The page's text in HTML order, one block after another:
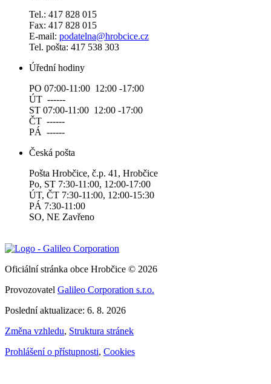
Tel.: 417 828 015
Fax: 417 828 015
E-mail: podatelna@hrobcice.cz
Tel. pošta: 417 538 303
Úřední hodiny
PO 07:00-11:00 12:00 -17:00
ÚT ------
ST 07:00-11:00 12:00 -17:00
ČT ------
PÁ ------
Česká pošta
Pošta Hrobčice, č.p. 41, Hrobčice
Po, ST 7:30-11:00, 12:00-17:00
ÚT, ČT 7:30-11:00, 12:00-15:30
PÁ 7:30-11:00
SO, NE Zavřeno
Oficiální stránka obce Hrobčice © 2026
Provozovatel Galileo Corporation s.r.o.
Poslední aktualizace: 6. 8. 2026
Změna vzhledu, Struktura stránek
Prohlášení o přístupnosti, Cookies